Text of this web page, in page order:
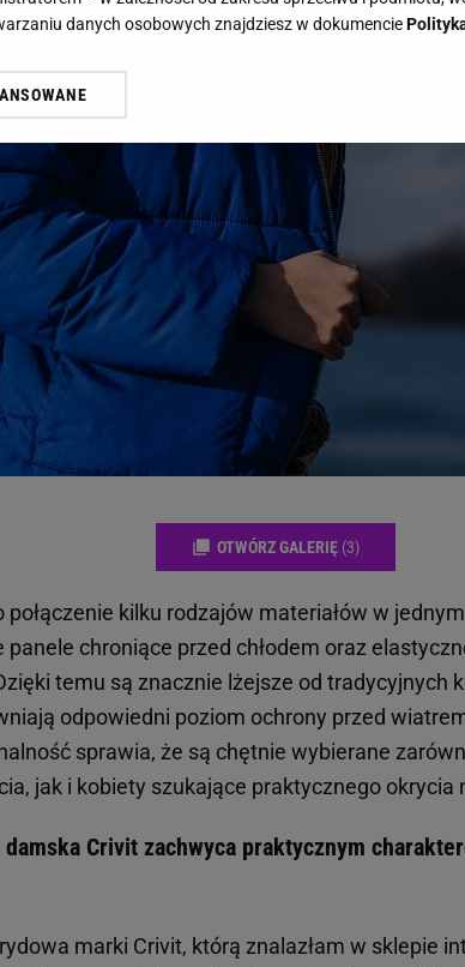
OTWÓRZ GALERIĘ (3)
kilku rodzajów materiałów w
panele chroniące przed chłodem oraz
temu są znacznie lżejsze od tradycyjnych
odpowiedni poziom ochrony przed
sprawia, że są chętnie wybierane
jak i kobiety szukające praktycznego okrycia
Crivit zachwyca praktycznym
marki Crivit, którą znalazłam w sklepie
danych osobowych znajdziesz w dokumencie
też zgodę na zainstalowanie i przechowywanie plików
wywołując narzędzie do zarządzania twoimi preferencjami
” w stopce serwisu i przechodząc do „Ustawień
także za pomocą ustawień przeglądarki.
i Agora S.A. możemy przetwarzać dane osobowe w
geolokalizacyjnych. Aktywne skanowanie charakterystyki
na urządzeniu lub dostęp do nich. Spersonalizowane
usług.
Lista Zaufanych Partnerów